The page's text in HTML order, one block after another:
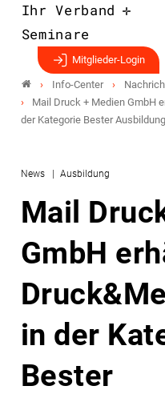
Ihr Verband
Seminare
Mitglieder-Login
Info-Center
Mail Druck + Medien GmbH
der Kategorie Bester
News Ausbildung
Mail
GmbH
in der
Bester